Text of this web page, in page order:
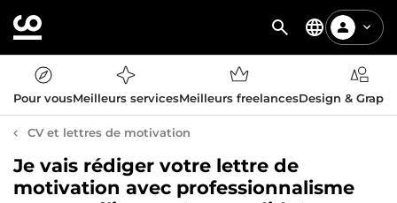
Pour vousMeilleurs servicesMeilleurs freelancesDesign &
CV et lettres de motivation
Je vais rédiger votre lettre de
motivation avec professionnalisme